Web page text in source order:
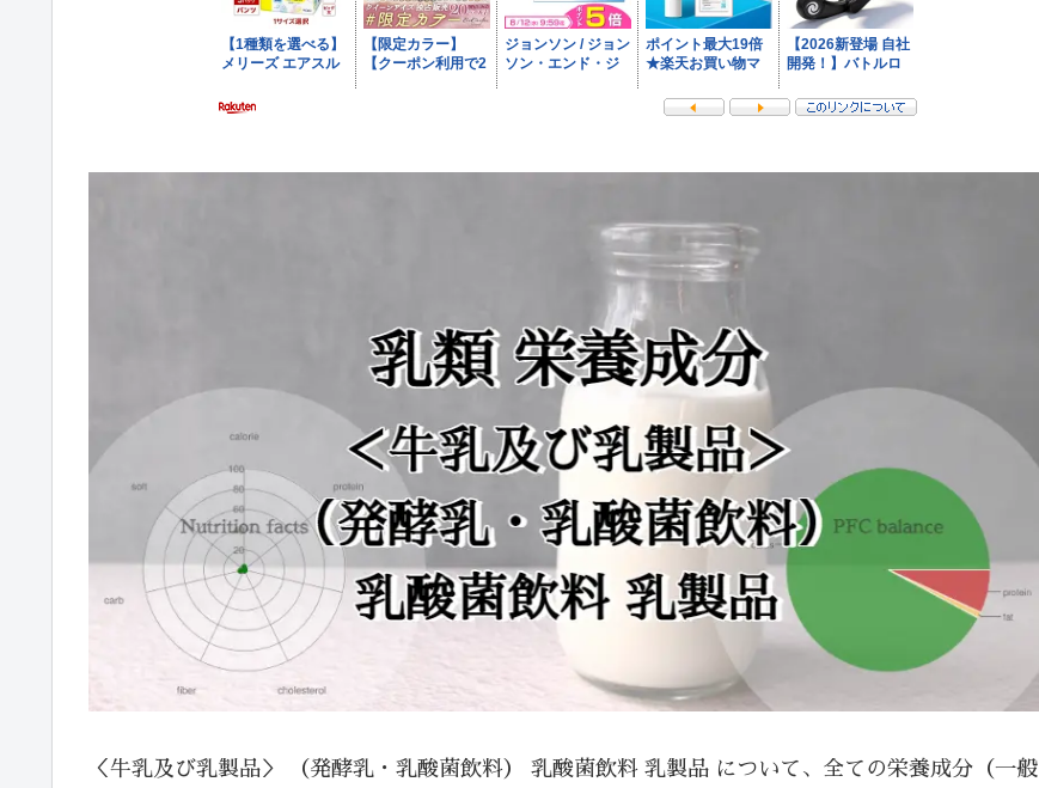
＜牛乳及び乳製品＞ （発酵乳・乳酸菌飲料） 乳酸菌飲料 乳製品 について、全ての栄養成分（一般